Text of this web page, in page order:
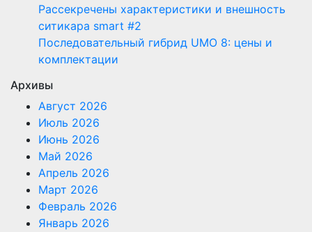
Рассекречены характеристики и внешность
ситикара smart #2
Последовательный гибрид UMO 8: цены и
комплектации
Архивы
Август 2026
Июль 2026
Июнь 2026
Май 2026
Апрель 2026
Март 2026
Февраль 2026
Январь 2026